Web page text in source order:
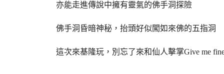
亦能走進傳說中擁有靈氣的佛手洞探險
佛手洞昏暗神秘，抬頭好似闖如來佛的五指洞
這次來基隆玩，別忘了來和仙人擊掌Give me